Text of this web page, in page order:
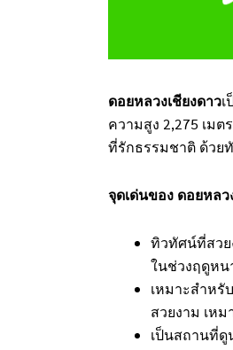
ดอยหลวงเชียงดาว
ความสูง 2,275 เม
ที่รักธรรมชาติ ด้วย
จุดเด่นของ ดอยหลว
ทิวทัศน์ที่สวย
ในช่วงฤดูห
เหมาะสำหรั
สวยงาม เห
เป็นสถานที่ดู